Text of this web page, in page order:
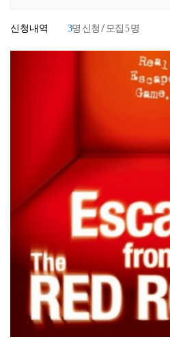
신청내역 3명 신청 / 모집 5명